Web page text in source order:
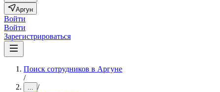
Аргун
Войти
Войти
Зарегистрироваться
Поиск сотрудников в Аргуне
/
... /